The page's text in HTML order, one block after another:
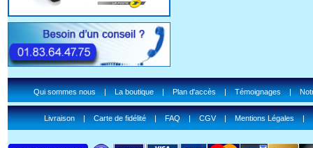
Qui sommes nous|La boutique|Plan d'accès|Témoignages|
Livraison|Carte de fidélité|FAQ|CGV|Mentions Légales|